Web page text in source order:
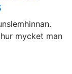
mycket man